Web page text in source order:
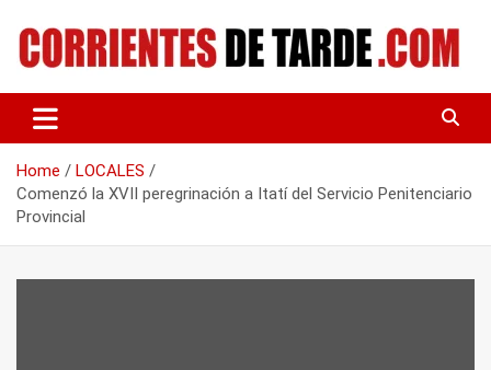
content
CORRIENTES DE TARDE
Home
LOCALES
Comenzó la XVII peregrinación a Itatí del Servicio Penitenciario
Provincial